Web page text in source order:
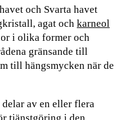
och Svarta havet
agat och karneol
i olika former och
gränsande till
till hängsmycken när de
av en eller flera